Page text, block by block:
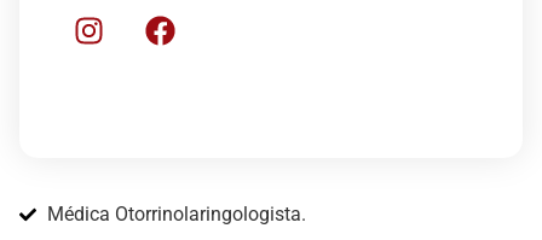
Médica Otorrinolaringologista.